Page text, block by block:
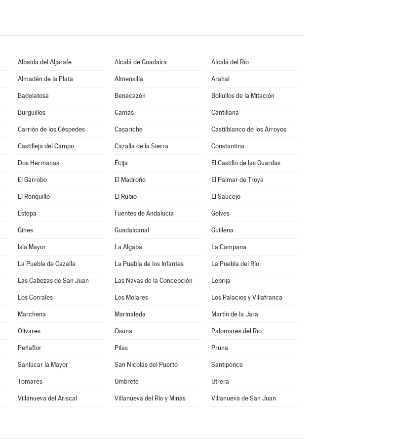
Albaida del Aljarafe Alcalá de Guadaíra Alcalá del Río
Almadén de la Plata Almensilla Arahal
Badolatosa Benacazón Bollullos de la Mitación
Burguillos Camas Cantillana
Carrión de los Céspedes Casariche Castilblanco de los Arroyos
Castilleja del Campo Cazalla de la Sierra Constantina
Dos Hermanas Écija El Castillo de las Guardas
El Garrobo El Madroño El Palmar de Troya
El Ronquillo El Rubio El Saucejo
Estepa Fuentes de Andalucía Gelves
Gines Guadalcanal Guillena
Isla Mayor La Algaba La Campana
La Puebla de Cazalla La Puebla de los Infantes La Puebla del Río
Las Cabezas de San Juan Las Navas de la Concepción Lebrija
Los Corrales Los Molares Los Palacios y Villafranca
Marchena Marinaleda Martín de la Jara
Olivares Osuna Palomares del Río
Peñaflor Pilas Pruna
Sanlúcar la Mayor San Nicolás del Puerto Santiponce
Tomares Umbrete Utrera
Villanueva del Ariscal Villanueva del Río y Minas Villanueva de San Juan